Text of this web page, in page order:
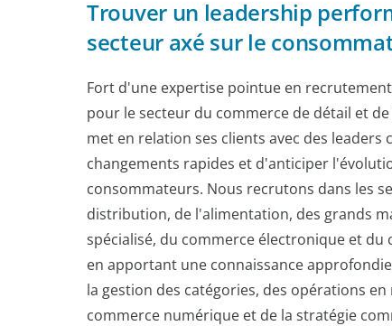
Trouver un leadership
secteur axé sur le
Fort d'une expertise pointue en
pour le secteur du commerce de détail et
met en relation ses clients avec des leaders
changements rapides et d'anticiper
consommateurs. Nous recrutons dans les
distribution, de l'alimentation, des grands
spécialisé, du commerce électronique et du
en apportant une connaissance
la gestion des catégories, des opérations en
commerce numérique et de la stratégie